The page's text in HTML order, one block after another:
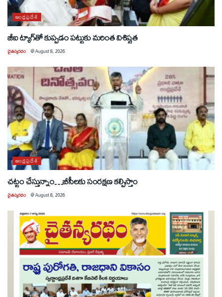
ఆంధ్రప్రదేశ్
జీఐ ట్యాగ్‌తో కుప్పడం పట్టుకు మరింత విశిష్టత
చైతన్యరధం @August 8, 2026
ఆంధ్రప్రదేశ్
చట్టం చేస్తున్నాం…బీసీలకు సంరక్షణ కల్పిస్తాం
చైతన్యరధం @August 8, 2026